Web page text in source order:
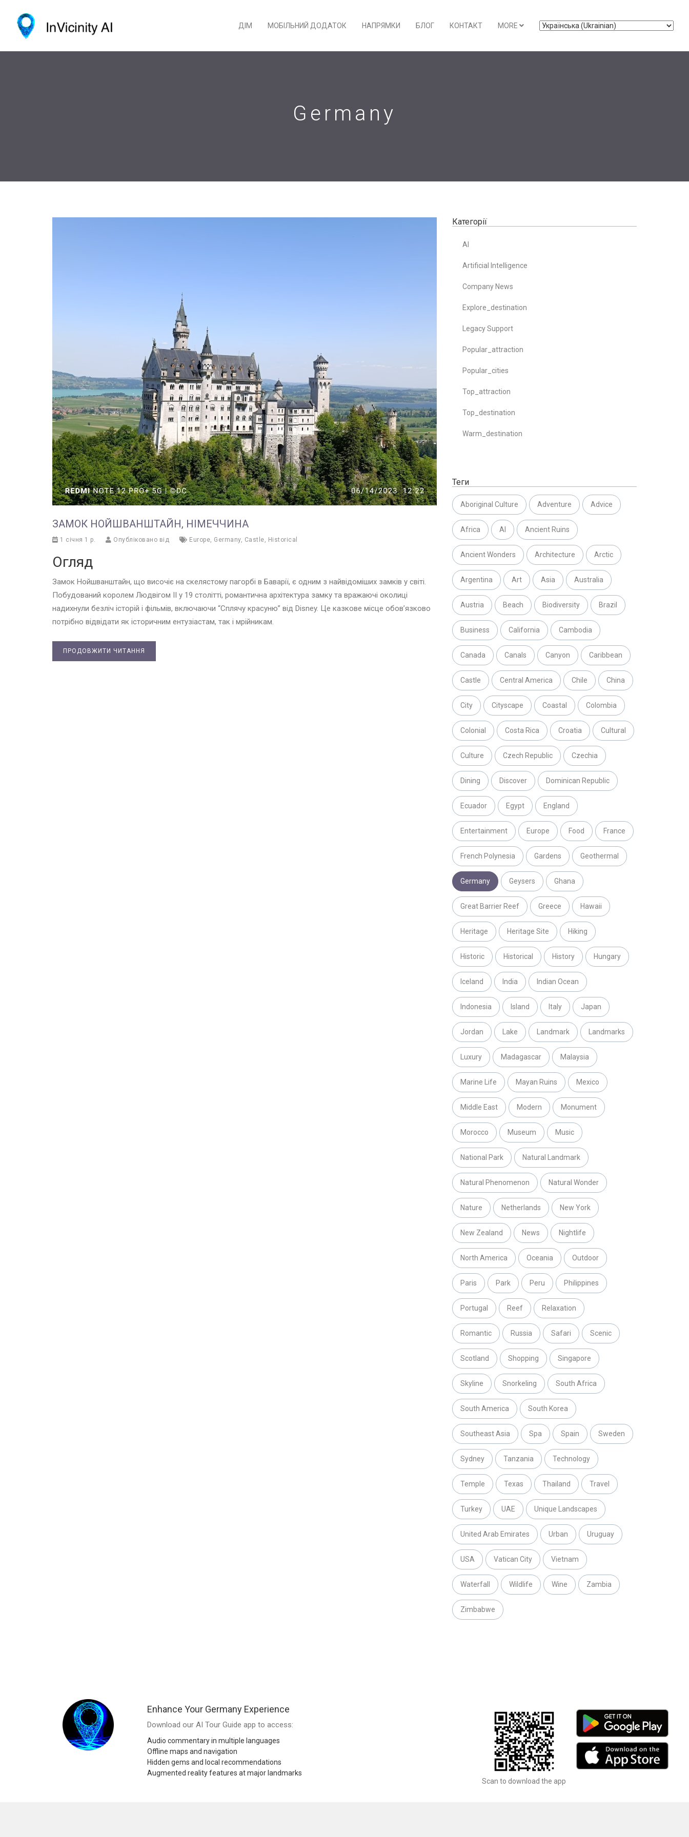
ДІМ МОБІЛЬНИЙ ДОДАТОК НАПРЯМКИ БЛОГ КОНТАКТ MORE
Germany
ЗАМОК НОЙШВАНШТАЙН, НІМЕЧЧИНА
1 січня 1 р. Опубліковано від Europe, Germany, Castle, Historical
Огляд
Замок Нойшванштайн, що височіє на скелястому пагорбі в Баварії, є одним з найвідоміших замків у світі.
Побудований королем Людвігом II у 19 столітті, романтична архітектура замку та вражаючі околиці
надихнули безліч історій і фільмів, включаючи “Сплячу красуню” від Disney. Це казкове місце обов’язково
потрібно відвідати як історичним ентузіастам, так і мрійникам.
ПРОДОВЖИТИ ЧИТАННЯ
Категорії
AI
Artificial Intelligence
Company News
Explore_destination
Legacy Support
Popular_attraction
Popular_cities
Top_attraction
Top_destination
Warm_destination
Теги
Aboriginal Culture Adventure Advice
Africa AI Ancient Ruins
Ancient Wonders Architecture Arctic
Argentina Art Asia Australia
Austria Beach Biodiversity Brazil
Business California Cambodia
Canada Canals Canyon Caribbean
Castle Central America Chile China
City Cityscape Coastal Colombia
Colonial Costa Rica Croatia Cultural
Culture Czech Republic Czechia
Dining Discover Dominican Republic
Ecuador Egypt England
Entertainment Europe Food France
French Polynesia Gardens Geothermal
Germany Geysers Ghana
Great Barrier Reef Greece Hawaii
Heritage Heritage Site Hiking
Historic Historical History Hungary
Iceland India Indian Ocean
Indonesia Island Italy Japan
Jordan Lake Landmark Landmarks
Luxury Madagascar Malaysia
Marine Life Mayan Ruins Mexico
Middle East Modern Monument
Morocco Museum Music
National Park Natural Landmark
Natural Phenomenon Natural Wonder
Nature Netherlands New York
New Zealand News Nightlife
North America Oceania Outdoor
Paris Park Peru Philippines
Portugal Reef Relaxation
Romantic Russia Safari Scenic
Scotland Shopping Singapore
Skyline Snorkeling South Africa
South America South Korea
Southeast Asia Spa Spain Sweden
Sydney Tanzania Technology
Temple Texas Thailand Travel
Turkey UAE Unique Landscapes
United Arab Emirates Urban Uruguay
USA Vatican City Vietnam
Waterfall Wildlife Wine Zambia
Zimbabwe
Enhance Your Germany Experience
Download our AI Tour Guide app to access:
Audio commentary in multiple languages
Offline maps and navigation
Hidden gems and local recommendations
Augmented reality features at major landmarks
Scan to download the app